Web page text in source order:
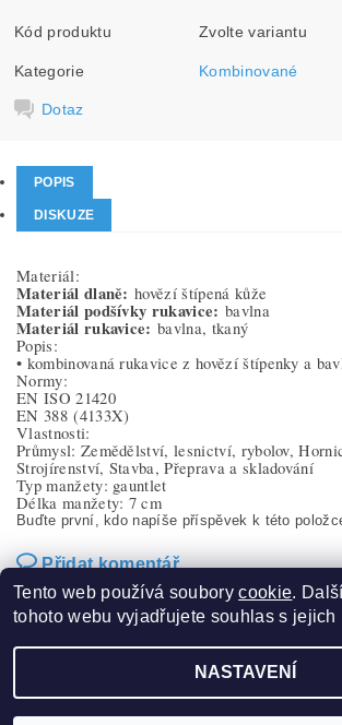
Kód produktu Zvolte variantu
Kategorie Kombinované
Dotaz
POPIS
DISKUZE
Materiál:
Materiál dlaně: hovězí štípená kůže
Materiál podšívky rukavice: bavlna
Materiál rukavice: bavlna, tkaný
Popis:
• kombinovaná rukavice z hovězí štípenky a
Normy:
EN ISO 21420
EN 388(4133X)
Vlastnosti:
Průmysl: Zemědělství, lesnictví, rybolov,
Strojírenství, Stavba, Přeprava a skladování
Typ manžety: gauntlet
Délka manžety: 7 cm
Buďte první, kdo napíše příspěvek k této
Přidat komentář
2026 ©Sucom production s.r.o., všechna
Tento web používá souborycookie.
tohoto webu vyjadřujete souhlas s jejich
NASTAVENÍ